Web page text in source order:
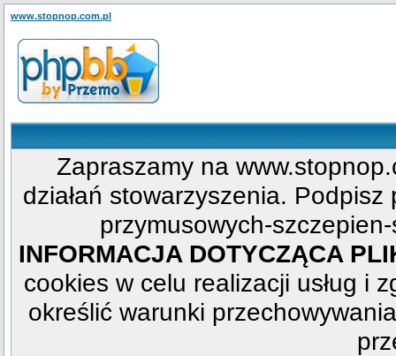
www.stopnop.com.pl
Zapraszamy na
działań stowarzyszenia.
przymusowych-
INFORMACJA DOTYCZĄCA
cookies w celu realizacji usług i
określić warunki